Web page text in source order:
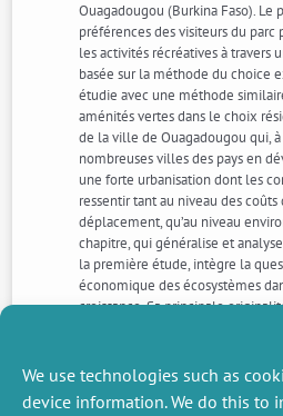
We use technologies such as
device information. We do this to
Ouagadougou (Burkina Faso). Le
préférences des visiteurs du
les activités récréatives à travers
basée sur la méthode du choice
étudie avec une méthode
aménités vertes dans le choix
de la ville de Ouagadougou qui, à
nombreuses villes des pays en
une forte urbanisation dont les
ressentir tant au niveau des
déplacement, qu’au niveau
chapitre, qui généralise et
la première étude, intègre la
économique des écosystèmes
croissance. Sa principale
convergence vers une
stationnaire.